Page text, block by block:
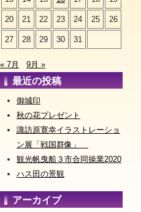
20 21 22 23 24 25 26
27 28 29 30 31
« 7月 9月 »
最近の投稿
御城印
秋の花プレゼント
諏訪原寛幸イラストレーショ
ン展「戦国群像」
観光帆曳船３市合同操業2020
ハス田の景観
アーカイブ